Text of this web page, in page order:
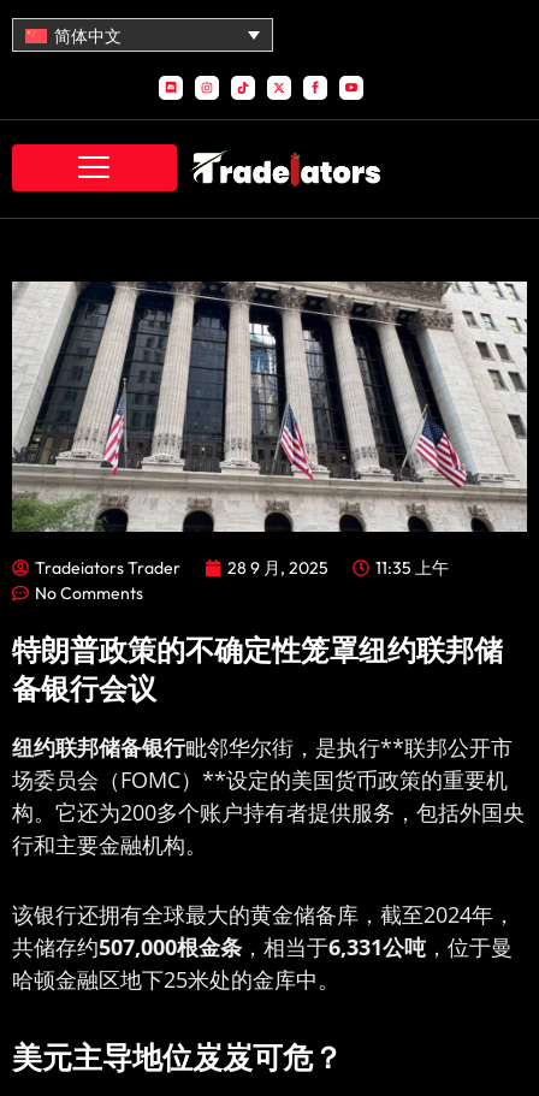
简体中文
D
i
s
d
I
n
s
r
a
T
i
k
X
-
t
e
r
S
o
c
f
c
o
S
o
c
y
o
u
b
Tradeiators Trader 28 9 月, 2025
11:35 上午
No Comments
特朗普政策的不确定性笼罩纽约联邦储
备银行会议
纽约联邦储备银行毗邻华尔街，是执行**联邦公开市
场委员会（FOMC）**设定的美国货币政策的重要机
构。它还为200多个账户持有者提供服务，包括外国央
行和主要金融机构。
该银行还拥有全球最大的黄金储备库，截至2024年，
共储存约507,000根金条 ，相当于6,331公吨 ，位于曼
哈顿金融区地下25米处的金库中。
美元主导地位岌岌可危？